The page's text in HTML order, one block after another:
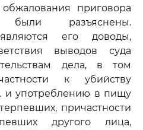
приговора
разъяснены.
его доводы,
выводов суда
дела, в том
к убийству
употреблению в пищу
причастности
другого лица,